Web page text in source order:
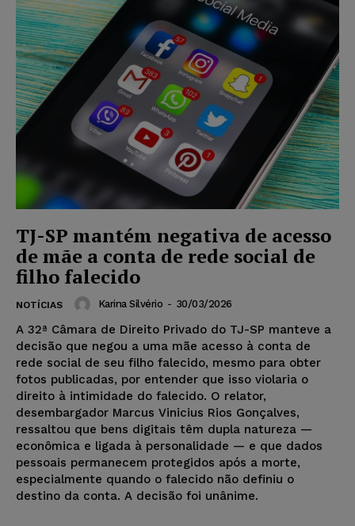
TJ-SP mantém negativa de acesso
de mãe a conta de rede social de
filho falecido
NOTÍCIAS Karina Silvério - 30/03/2026
A 32ª Câmara de Direito Privado do TJ-SP manteve a
decisão que negou a uma mãe acesso à conta de
rede social de seu filho falecido, mesmo para obter
fotos publicadas, por entender que isso violaria o
direito à intimidade do falecido. O relator,
desembargador Marcus Vinicius Rios Gonçalves,
ressaltou que bens digitais têm dupla natureza —
econômica e ligada à personalidade — e que dados
pessoais permanecem protegidos após a morte,
especialmente quando o falecido não definiu o
destino da conta. A decisão foi unânime.